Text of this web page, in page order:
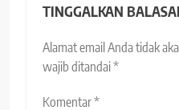
TINGGALKAN
Alamat email Anda tidak
wajib ditandai*
Komentar*